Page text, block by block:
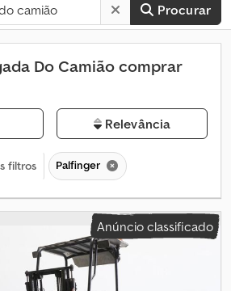
Procurar
Do Camião comprar
Relevância
filtros Palfinger
Anúncio classificado